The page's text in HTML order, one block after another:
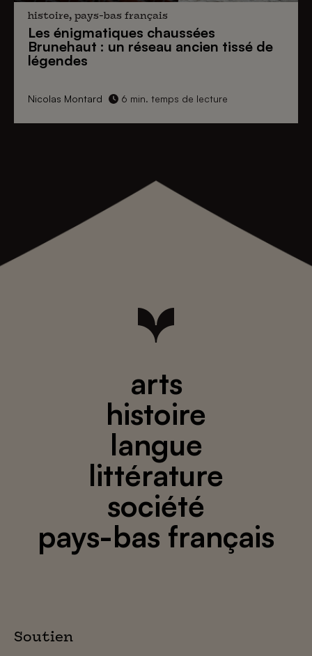
histoire, pays-bas français
Les énigmatiques chaussées
Brunehaut : un réseau ancien tissé de
légendes
Nicolas Montard 6 min. temps de lecture
arts
histoire
langue
littérature
société
pays-bas français
Soutien